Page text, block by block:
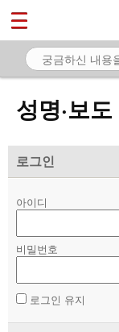
성명·보도
로그인
아이디
비밀번호
로그인 유지
마이페이지
소개
- 공지사항
- 성명·보도
자료
부설기관
업무